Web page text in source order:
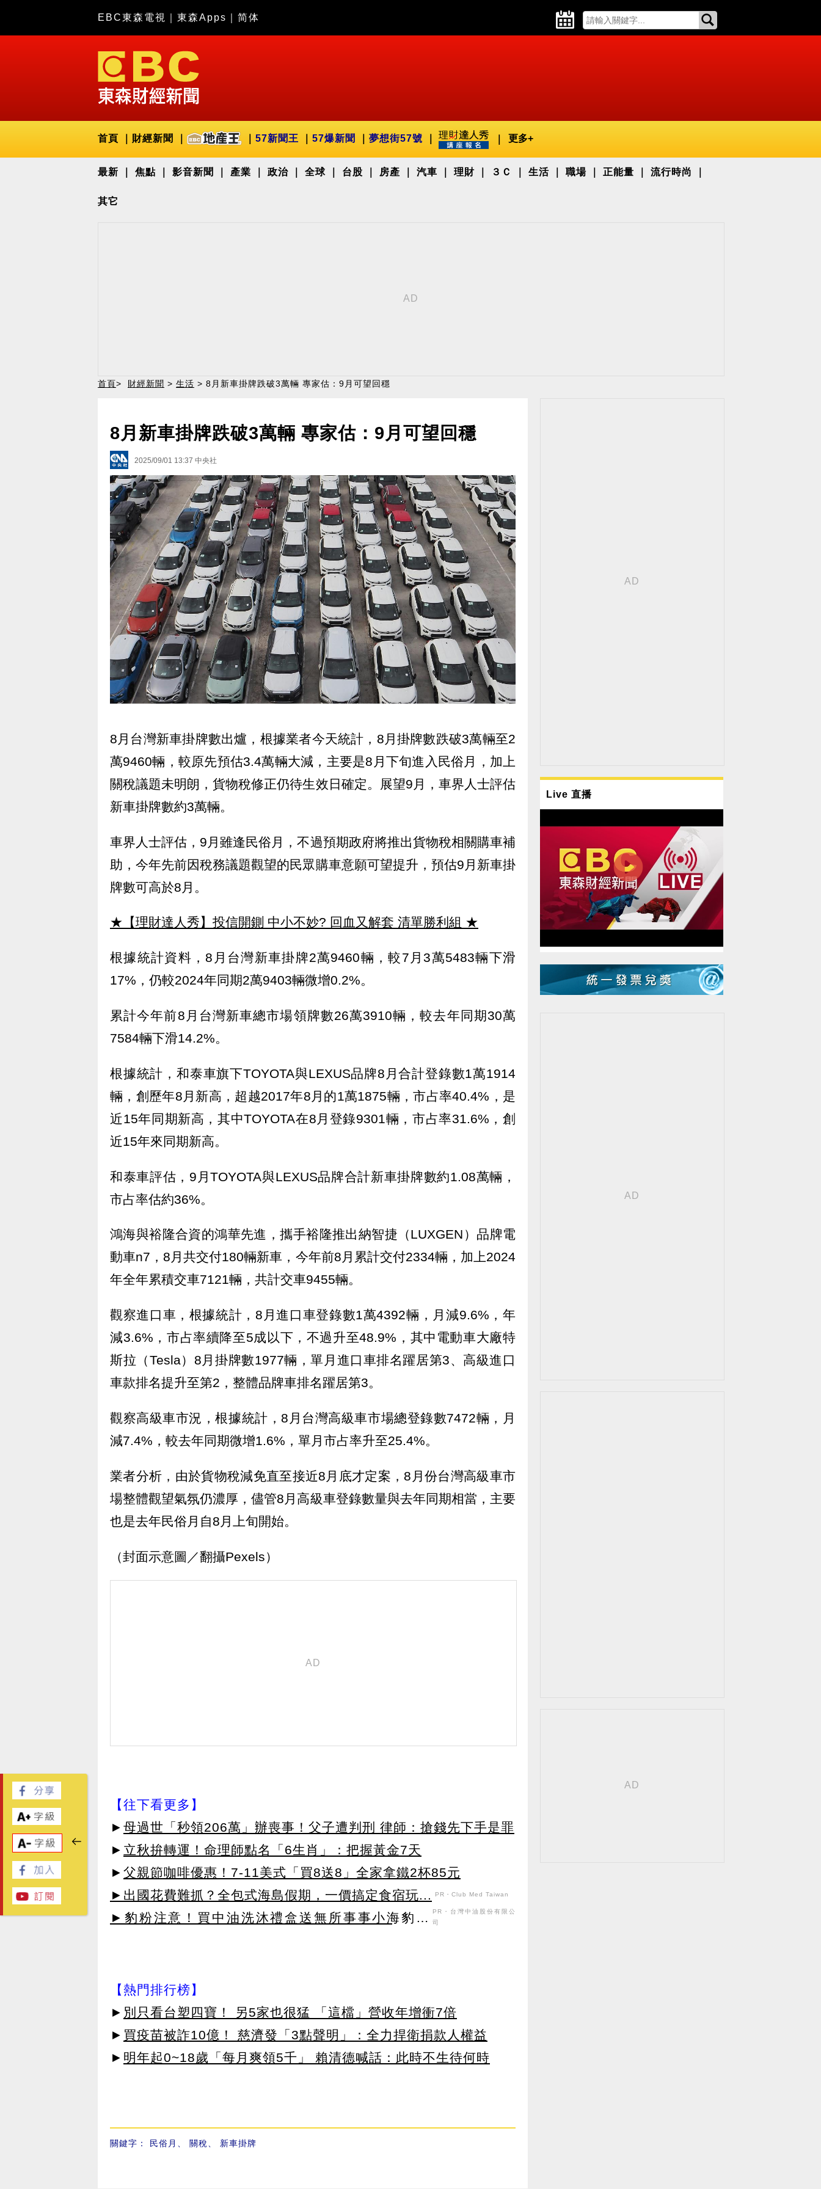
EBC東森電視 東森Apps 简体
首頁 財經新聞 57新聞王 57爆新聞 夢想街57號 更多+
最新 焦點 影音新聞 產業 政治 全球 台股 房產 汽車 理財 ３Ｃ 生活 職場 正能量 流行時尚
其它
首頁> 財經新聞 > 生活 > 8月新車掛牌跌破3萬輛 專家估：9月可望回穩
8月新車掛牌跌破3萬輛 專家估：9月可望回穩
2025/09/01 13:37 中央社
8月台灣新車掛牌數出爐，根據業者今天統計，8月掛牌數跌破3萬輛至2
萬9460輛，較原先預估3.4萬輛大減，主要是8月下旬進入民俗月，加上
關稅議題未明朗，貨物稅修正仍待生效日確定。展望9月，車界人士評估
新車掛牌數約3萬輛。
車界人士評估，9月雖逢民俗月，不過預期政府將推出貨物稅相關購車補
助，今年先前因稅務議題觀望的民眾購車意願可望提升，預估9月新車掛
牌數可高於8月。
★【理財達人秀】投信開鍘 中小不妙? 回血又解套 清單勝利組 ★
根據統計資料，8月台灣新車掛牌2萬9460輛，較7月3萬5483輛下滑
17%，仍較2024年同期2萬9403輛微增0.2%。
累計今年前8月台灣新車總市場領牌數26萬3910輛，較去年同期30萬
7584輛下滑14.2%。
根據統計，和泰車旗下TOYOTA與LEXUS品牌8月合計登錄數1萬1914
輛，創歷年8月新高，超越2017年8月的1萬1875輛，市占率40.4%，是
近15年同期新高，其中TOYOTA在8月登錄9301輛，市占率31.6%，創
近15年來同期新高。
和泰車評估，9月TOYOTA與LEXUS品牌合計新車掛牌數約1.08萬輛，
市占率估約36%。
鴻海與裕隆合資的鴻華先進，攜手裕隆推出納智捷（LUXGEN）品牌電
動車n7，8月共交付180輛新車，今年前8月累計交付2334輛，加上2024
年全年累積交車7121輛，共計交車9455輛。
觀察進口車，根據統計，8月進口車登錄數1萬4392輛，月減9.6%，年
減3.6%，市占率續降至5成以下，不過升至48.9%，其中電動車大廠特
斯拉（Tesla）8月掛牌數1977輛，單月進口車排名躍居第3、高級進口
車款排名提升至第2，整體品牌車排名躍居第3。
觀察高級車市況，根據統計，8月台灣高級車市場總登錄數7472輛，月
減7.4%，較去年同期微增1.6%，單月市占率升至25.4%。
業者分析，由於貨物稅減免直至接近8月底才定案，8月份台灣高級車市
場整體觀望氣氛仍濃厚，儘管8月高級車登錄數量與去年同期相當，主要
也是去年民俗月自8月上旬開始。
（封面示意圖／翻攝Pexels）
【往下看更多】
► 母過世「秒領206萬」辦喪事！父子遭判刑 律師：搶錢先下手是罪
► 立秋拚轉運！命理師點名「6生肖」：把握黃金7天
► 父親節咖啡優惠！7-11美式「買8送8」全家拿鐵2杯85元
►出國花費難抓？全包式海島假期，一價搞定食宿玩...
PR・Club Med Taiwan
►豹粉注意！買中油洗沐禮盒送無所事事小海豹洗
PR・台灣中油股份有限公
司
【熱門排行榜】
► 別只看台塑四寶！ 另5家也很猛 「這檔」營收年增衝7倍
► 買疫苗被詐10億！ 慈濟發「3點聲明」：全力捍衛捐款人權益
► 明年起0~18歲「每月爽領5千」 賴清德喊話：此時不生待何時
關鍵字： 民俗月 關稅 新車掛牌
Live 直播